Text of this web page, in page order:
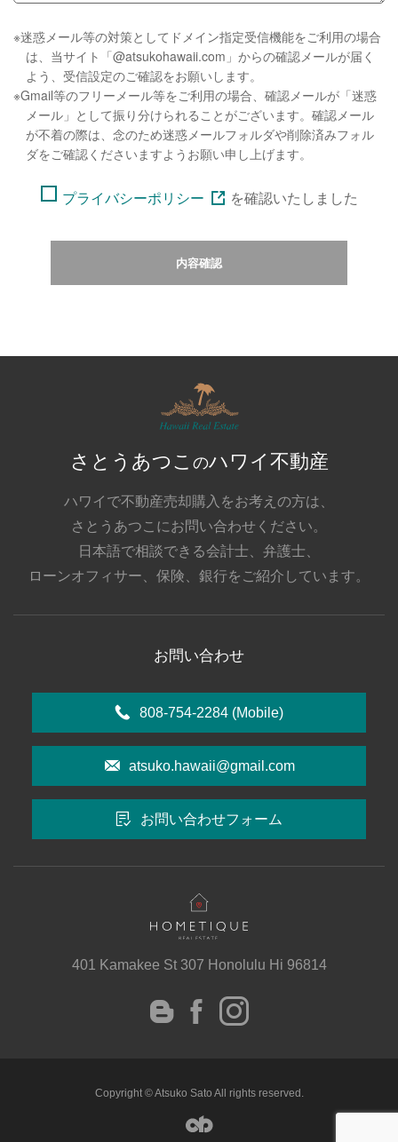
※迷惑メール等の対策としてドメイン指定受信機能をご利用の場合
は、当サイト「@atsukohawaii.com」からの確認メールが届く
よう、受信設定のご確認をお願いします。
※Gmail等のフリーメール等をご利用の場合、確認メールが「迷惑
メール」として振り分けられることがございます。確認メール
が不着の際は、念のため迷惑メールフォルダや削除済みフォル
ダをご確認くださいますようお願い申し上げます。
プライバシーポリシー を確認いたしました
内容確認
さとうあつこ のハワイ不動産
ハワイで不動産売却購入をお考えの方は、
さとうあつこにお問い合わせください。
日本語で相談できる会計士、弁護士、
ローンオフィサー、保険、銀行をご紹介しています。
お問い合わせ
808-754-2284 (Mobile)
atsuko.hawaii@gmail.com
お問い合わせフォーム
401 Kamakee St 307 Honolulu Hi 96814
Blog Facebookinstagram
Copyright © Atsuko Sato All rights reserved.